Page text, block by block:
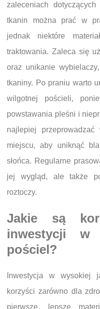
zaleceniach
tkanin można prać w
jednak niektóre
traktowania. Zaleca się
oraz unikanie
tkaniny. Po praniu warto
wilgotnej pościeli,
powstawania pleśni i
najlepiej
miejscu, aby uniknąć
słońca. Regularne
jej wygląd, ale także
roztoczy.
Jakie są
inwestycji w
pościel?
Inwestycja w wysokiej
korzyści zarówno dla
pierwsze, lepsze